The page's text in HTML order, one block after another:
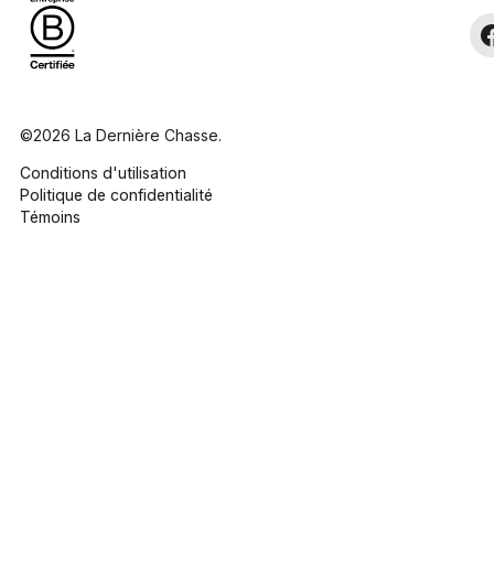
©2026 La Dernière Chasse.
Conditions d'utilisation
Politique de confidentialité
Témoins